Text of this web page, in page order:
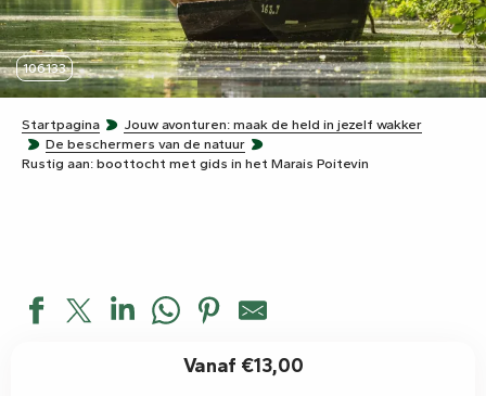
106133
Startpagina
Jouw avonturen: maak de held in jezelf wakker
De beschermers van de natuur
Rustig aan: boottocht met gids in het Marais Poitevin
Vanaf €13,00